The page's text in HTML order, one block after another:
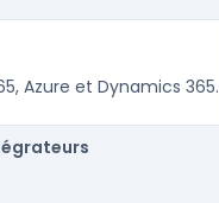
Azure et Dynamics 365.